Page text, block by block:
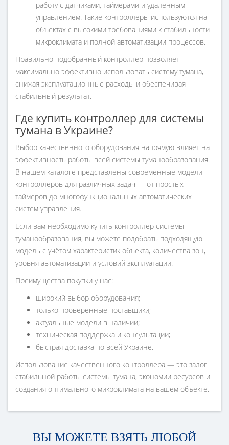
работу с датчиками, таймерами и удалённым
управлением. Такие контроллеры используются на
объектах с высокими требованиями к стабильности
микроклимата и полной автоматизации процессов.
Правильно подобранный контроллер позволяет
максимально эффективно использовать систему тумана,
снижая эксплуатационные расходы и обеспечивая
стабильный результат.
Где купить контроллер для системы
тумана в Украине?
Выбор качественного оборудования напрямую влияет на
эффективность работы всей системы туманообразования.
В нашем каталоге представлены современные модели
контроллеров для различных задач — от простых
таймеров до многофункциональных автоматических
систем управления.
Если вам необходимо купить контроллер системы
туманообразования, вы можете подобрать подходящую
модель с учётом характеристик объекта, количества зон,
уровня автоматизации и условий эксплуатации.
Преимущества покупки у нас:
широкий выбор оборудования;
только проверенные поставщики;
актуальные модели в наличии;
техническая поддержка и консультации;
быстрая доставка по всей Украине.
Использование качественного контроллера — это залог
стабильной работы системы тумана, экономии ресурсов и
создания оптимального микроклимата на вашем объекте.
ВЫ МОЖЕТЕ ВЗЯТЬ ЛЮБОЙ